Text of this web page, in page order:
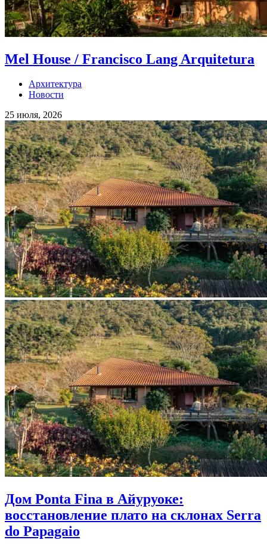
Mel House / Francisco Lang Arquitetura
Архитектура
Новости
25 июля, 2026
Дом Ponta Fina в Айуруоке:
восстановление плато на склонах Serra
do Papagaio